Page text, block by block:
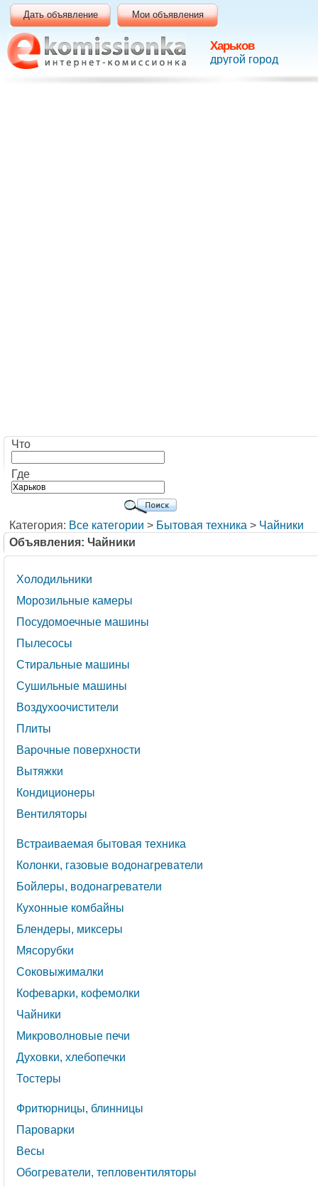
Харьков
другой город
Дать объявление Мои объявления
Что
Где
Категория: Все категории > Бытовая техника > Чайники
Объявления: Чайники
Холодильники
Морозильные камеры
Посудомоечные машины
Пылесосы
Стиральные машины
Сушильные машины
Воздухоочистители
Плиты
Варочные поверхности
Вытяжки
Кондиционеры
Вентиляторы
Встраиваемая бытовая техника
Колонки, газовые водонагреватели
Бойлеры, водонагреватели
Кухонные комбайны
Блендеры, миксеры
Мясорубки
Соковыжималки
Кофеварки, кофемолки
Чайники
Микроволновые печи
Духовки, хлебопечки
Тостеры
Фритюрницы, блинницы
Пароварки
Весы
Обогреватели, тепловентиляторы